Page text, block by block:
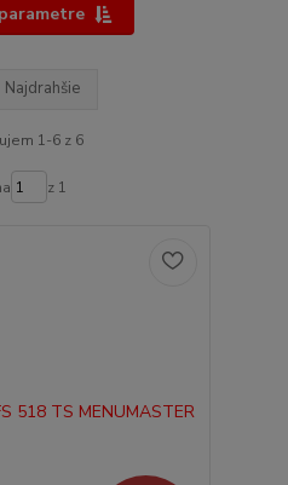
Najdrahšie
1-6 z 6
z 1